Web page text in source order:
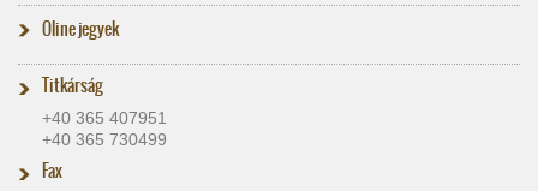
Oline jegyek
Titkárság
+40 365 407951
+40 365 730499
Fax